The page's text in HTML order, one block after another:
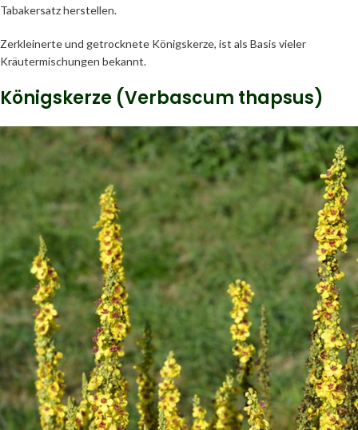
Tabakersatz herstellen.
Zerkleinerte und getrocknete Königskerze, ist als Basis vieler
Kräutermischungen bekannt.
Königskerze (Verbascum thapsus)